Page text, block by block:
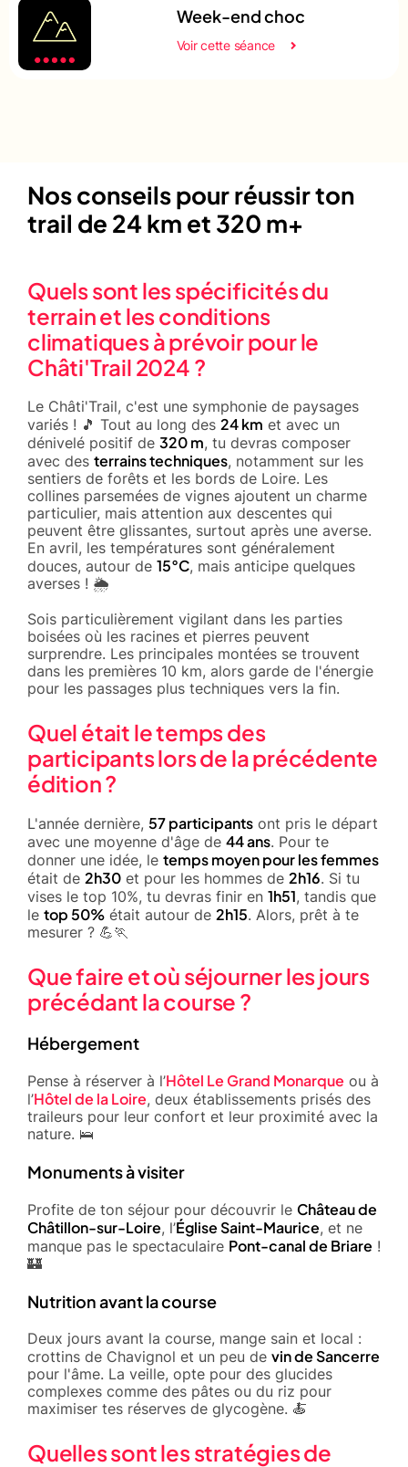
Week-end choc
Voir cette séance
Nos conseils pour réussir ton
trail de 24 km et 320 m+
Quels sont les spécificités du
terrain et les conditions
climatiques à prévoir pour le
Châti'Trail 2024 ?
Le Châti'Trail, c'est une symphonie de paysages
variés ! 🎵 Tout au long des 24 km et avec un
dénivelé positif de 320 m, tu devras composer
avec des terrains techniques, notamment sur les
sentiers de forêts et les bords de Loire. Les
collines parsemées de vignes ajoutent un charme
particulier, mais attention aux descentes qui
peuvent être glissantes, surtout après une averse.
En avril, les températures sont généralement
douces, autour de 15°C, mais anticipe quelques
averses ! 🌦️
Sois particulièrement vigilant dans les parties
boisées où les racines et pierres peuvent
surprendre. Les principales montées se trouvent
dans les premières 10 km, alors garde de l'énergie
pour les passages plus techniques vers la fin.
Quel était le temps des
participants lors de la précédente
édition ?
L'année dernière, 57 participants ont pris le départ
avec une moyenne d'âge de 44 ans. Pour te
donner une idée, le temps moyen pour les femmes
était de 2h30 et pour les hommes de 2h16. Si tu
vises le top 10%, tu devras finir en 1h51, tandis que
le top 50% était autour de 2h15. Alors, prêt à te
mesurer ? 💪🏃
Que faire et où séjourner les jours
précédant la course ?
Hébergement
Pense à réserver à l’Hôtel Le Grand Monarque ou à
l’Hôtel de la Loire, deux établissements prisés des
traileurs pour leur confort et leur proximité avec la
nature. 🛌
Monuments à visiter
Profite de ton séjour pour découvrir le Château de
Châtillon-sur-Loire, l’Église Saint-Maurice, et ne
manque pas le spectaculaire Pont-canal de Briare !
🏰
Nutrition avant la course
Deux jours avant la course, mange sain et local :
crottins de Chavignol et un peu de vin de Sancerre
pour l'âme. La veille, opte pour des glucides
complexes comme des pâtes ou du riz pour
maximiser tes réserves de glycogène. 🍝
Quelles sont les stratégies de